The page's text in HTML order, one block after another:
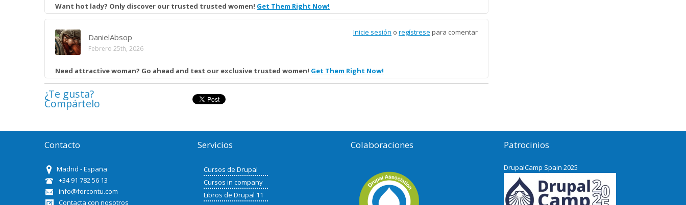
Want hot lady? Only discover our trusted trusted women! Get Them Right Now!
DanielAbsop
Febrero 25th, 2026
Inicie sesión o regístrese para comentar
Need attractive woman? Go ahead and test our exclusive trusted women! Get Them Right Now!
¿Te gusta?
Compártelo
Contacto
Madrid - España
+34 91 782 56 13
info@forcontu.com
Contacta con nosotros
Servicios
Cursos de Drupal
Cursos in company
Libros de Drupal 11
Colaboraciones Patrocinios
DrupalCamp Spain 2025